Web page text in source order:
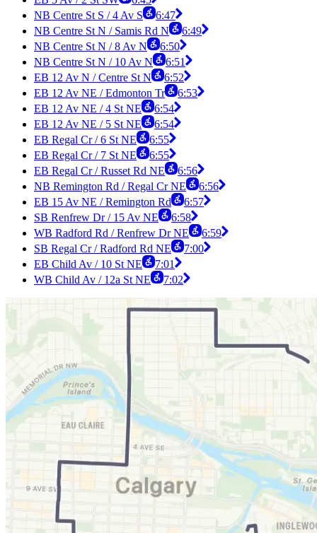
NB Centre St S / 4 Av S
6:47
NB Centre St N / Samis Rd N
6:49
NB Centre St N / 8 Av N
6:50
NB Centre St N / 10 Av N
6:51
EB 12 Av N / Centre St N
6:52
EB 12 Av NE / Edmonton Tr
6:53
EB 12 Av NE / 4 St NE
6:54
EB 12 Av NE / 5 St NE
6:54
EB Regal Cr / 6 St NE
6:55
EB Regal Cr / 7 St NE
6:55
EB Regal Cr / Russet Rd NE
6:56
NB Remington Rd / Regal Cr NE
6:56
EB 15 Av NE / Remington Rd
6:57
SB Renfrew Dr / 15 Av NE
6:58
WB Radford Rd / Renfrew Dr NE
6:59
SB Regal Cr / Radford Rd NE
7:00
EB Child Av / 10 St NE
7:01
WB Child Av / 12a St NE
7:02